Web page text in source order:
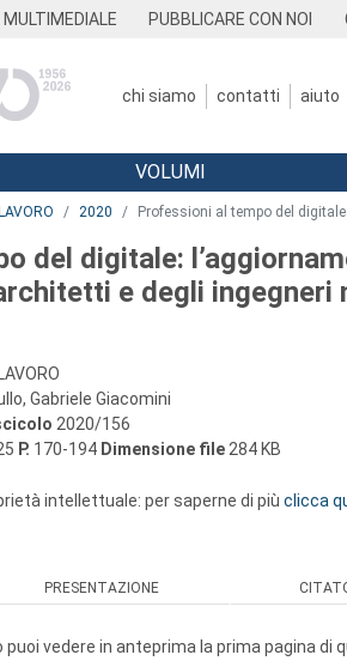
PUBBLICARE CON NOI
chi siamo contatti aiuto
VOLUMI
2020 Professioni al tempo del
del digitale:
e degli ingegneri
Gabriele Giacomini
2020/156
P. 170-194 Dimensione file 284 KB
intellettuale: per saperne di più clicca
PRESENTAZIONE
puoi vedere in anteprima la prima pagina di